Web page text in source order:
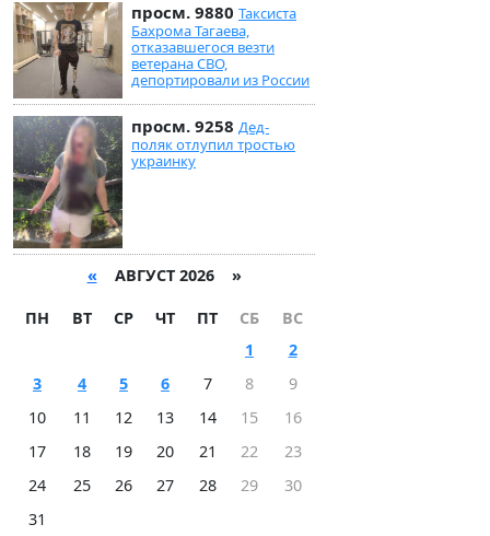
просм. 9880 Таксиста
Бахрома Тагаева,
отказавшегося везти
ветерана СВО,
депортировали из России
просм. 9258 Дед-
поляк отлупил тростью
украинку
« АВГУСТ 2026 »
ПН ВТ СР ЧТ ПТ СБ
ВС
1
2
3
4 5 6 7 8
9
10
11 12 13 14 15
16
17
18 19 20 21 22
23
24
25 26 27 28 29
30
31